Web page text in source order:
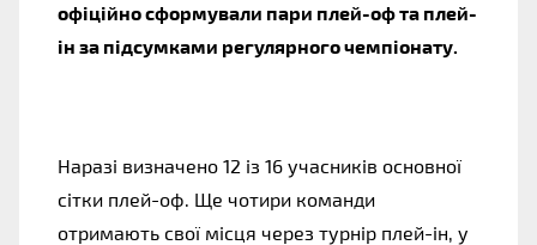
офіційно сформували пари плей-оф та плей-
ін за підсумками регулярного чемпіонату.
Наразі визначено 12 із 16 учасників основної
сітки плей-оф. Ще чотири команди
отримають свої місця через турнір плей-ін, у